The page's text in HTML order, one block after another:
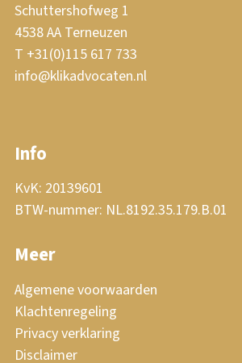
Schuttershofweg 1
4538 AA Terneuzen
T +31(0)115 617 733
info@klikadvocaten.nl
Info
KvK: 20139601
BTW-nummer: NL.8192.35.179.B.01
Meer
Algemene voorwaarden
Klachtenregeling
Privacy verklaring
Disclaimer